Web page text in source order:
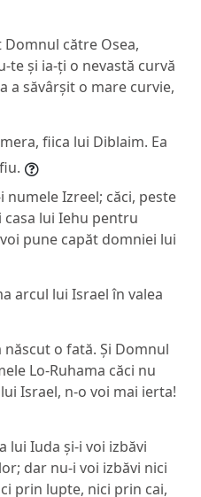
către Osea,
te și ia-ți o nevastă curvă
a săvârșit o mare curvie,
fiica lui Diblaim. Ea
numele Izreel; căci, peste
lui Iehu pentru
pune capăt domniei lui
arcul lui Israel în valea
născut o fată. Și Domnul
Lo-Ruhama căci nu
Israel, n-o voi mai ierta!
lui Iuda și-i voi izbăvi
dar nu-i voi izbăvi nici
prin lupte, nici prin cai,